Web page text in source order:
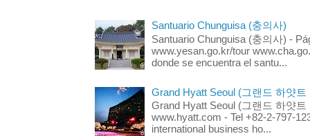
Santuario Chunguisa (충의사)
Santuario Chunguisa (충의사) -
www.yesan.go.kr/tour
donde se encuentra el santu...
Grand Hyatt Seoul (그랜드 하얏트
Grand Hyatt Seoul (그랜드 하얏트
www.hyatt.com - Tel +82-2-797-
international business ho...